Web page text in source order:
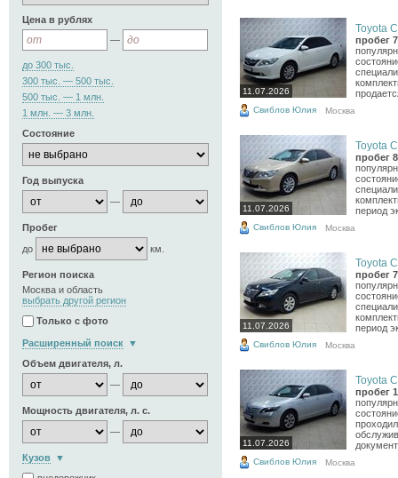
Цена в рублях
—
до 300 тыс.
300 тыс. — 500 тыс.
500 тыс. — 1 млн.
1 млн. — 3 млн.
Состояние
Год выпуска
—
Пробег
до
км.
Регион поиска
Москва и область
выбрать другой регион
Только с фото
Расширенный поиск
Объем двигателя, л.
—
Мощность двигателя, л. с.
—
Кузов
11.07.2026
Toyota
пробег
Свиблов Юлия Москва
11.07.2026
Toyota
пробег
период
Свиблов Юлия Москва
11.07.2026
Toyota
пробег
период
Свиблов Юлия Москва
11.07.2026
Toyota
пробег
Свиблов Юлия Москва